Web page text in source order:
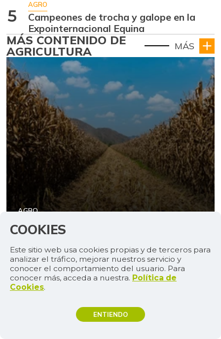
5
AGRO
Campeones de trocha y galope en la
Expointernacional Equina
MÁS CONTENIDO DE
AGRICULTURA MÁS
AGRO
Semilla autorizada y siembra
oportuna, claves frente a EL Niño
Cáscaras de coco
aumentarían la
Daniel Cadena obtiene el
COOKIES
Este sitio web usa cookies propias y de terceros para
analizar el tráfico, mejorar nuestros servicio y
conocer el comportamiento del usuario. Para
conocer más, acceda a nuestra. Política de
Cookies.
ENTIENDO